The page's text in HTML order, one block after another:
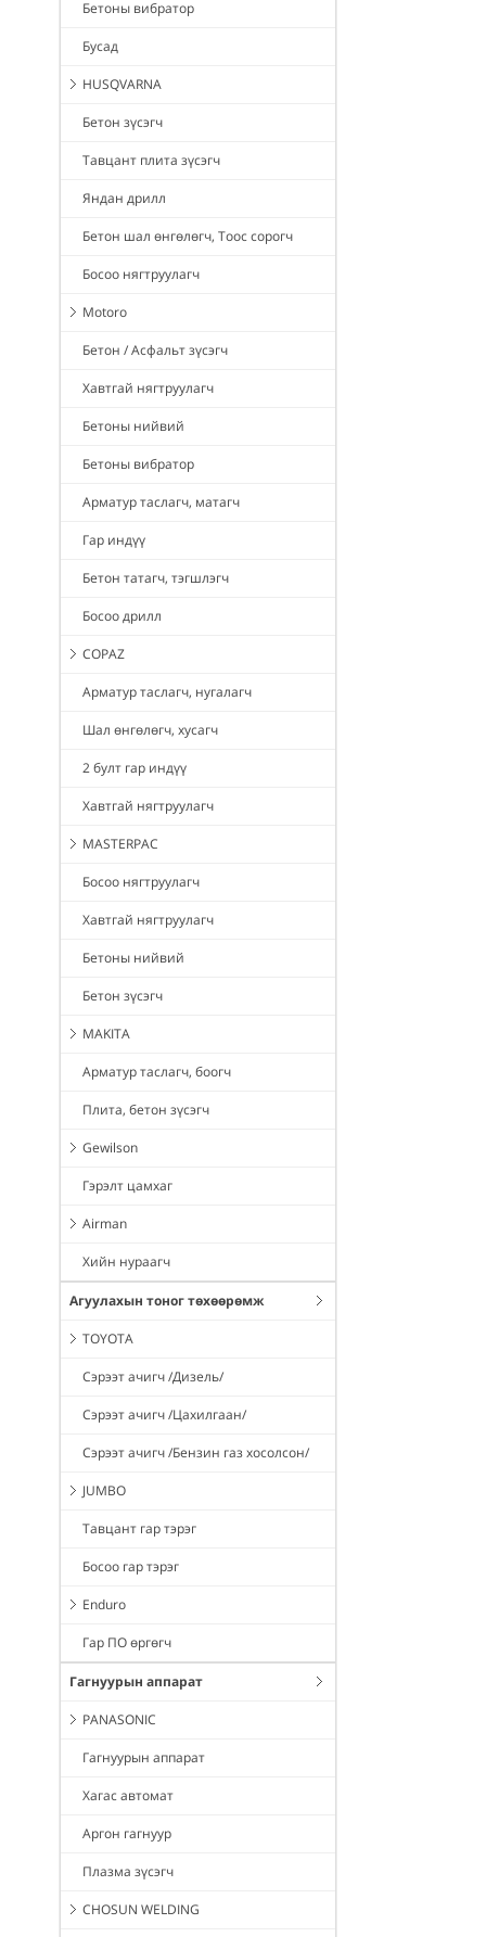
Бетоны вибратор
Бусад
HUSQVARNA
Бетон зүсэгч
Тавцант плита зүсэгч
Яндан дрилл
Бетон шал өнгөлөгч, Тоос сорогч
Босоо нягтруулагч
Motoro
Бетон / Асфальт зүсэгч
Хавтгай нягтруулагч
Бетоны нийвий
Бетоны вибратор
Арматур таслагч, матагч
Гар индүү
Бетон татагч, тэгшлэгч
Босоо дрилл
COPAZ
Арматур таслагч, нугалагч
Шал өнгөлөгч, хусагч
2 булт гар индүү
Хавтгай нягтруулагч
MASTERPAC
Босоо нягтруулагч
Хавтгай нягтруулагч
Бетоны нийвий
Бетон зүсэгч
MAKITA
Арматур таслагч, боогч
Плита, бетон зүсэгч
Gewilson
Гэрэлт цамхаг
Airman
Хийн нураагч
Агуулахын тоног төхөөрөмж
TOYOTA
Сэрээт ачигч /Дизель/
Сэрээт ачигч /Цахилгаан/
Сэрээт ачигч /Бензин газ хосолсон/
JUMBO
Тавцант гар тэрэг
Босоо гар тэрэг
Enduro
Гар ПО өргөгч
Гагнуурын аппарат
PANASONIC
Гагнуурын аппарат
Хагас автомат
Аргон гагнуур
Плазма зүсэгч
CHOSUN WELDING